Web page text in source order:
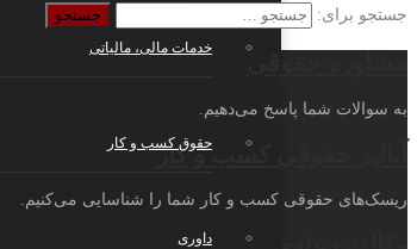
خدمات مالی، مالیاتی
حقوق کسب و کار
داوری
جستجو برای:
به سوالات شما پاسخ می‌دهیم.
آنالیز حقوقی کسب و کار
ریسک‌های حقوقی کسب و کار شما را شناسایی می‌کنیم.